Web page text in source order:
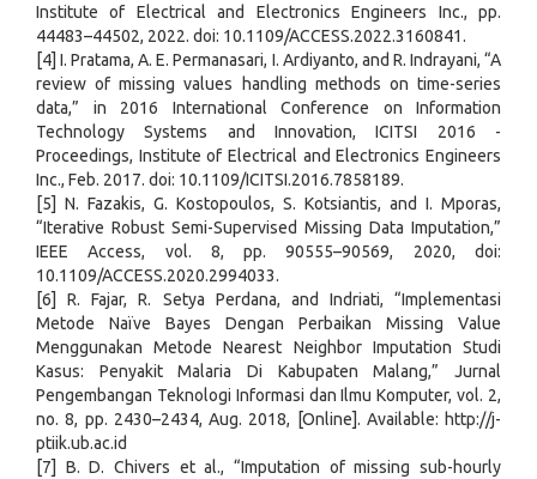
Institute of Electrical and Electronics Engineers Inc., pp.
44483–44502, 2022. doi: 10.1109/ACCESS.2022.3160841.
[4] I. Pratama, A. E. Permanasari, I. Ardiyanto, and R. Indrayani, “A
review of missing values handling methods on time-series
data,” in 2016 International Conference on Information
Technology Systems and Innovation, ICITSI 2016 -
Proceedings, Institute of Electrical and Electronics Engineers
Inc., Feb. 2017. doi: 10.1109/ICITSI.2016.7858189.
[5] N. Fazakis, G. Kostopoulos, S. Kotsiantis, and I. Mporas,
“Iterative Robust Semi-Supervised Missing Data Imputation,”
IEEE Access, vol. 8, pp. 90555–90569, 2020, doi:
10.1109/ACCESS.2020.2994033.
[6] R. Fajar, R. Setya Perdana, and Indriati, “Implementasi
Metode Naïve Bayes Dengan Perbaikan Missing Value
Menggunakan Metode Nearest Neighbor Imputation Studi
Kasus: Penyakit Malaria Di Kabupaten Malang,” Jurnal
Pengembangan Teknologi Informasi dan Ilmu Komputer, vol. 2,
no. 8, pp. 2430–2434, Aug. 2018, [Online]. Available: http://j-
ptiik.ub.ac.id
[7] B. D. Chivers et al., “Imputation of missing sub-hourly